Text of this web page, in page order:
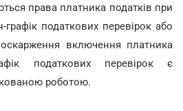
права платника податків при
податкових перевірок або
включення платника
податкових перевірок є
роботою.